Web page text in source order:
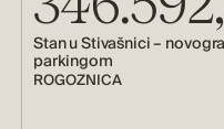
Stan u Stivašnici –
parkingom
ROGOZNICA